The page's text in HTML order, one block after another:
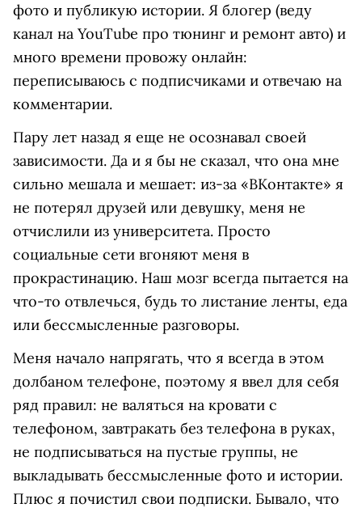
фото и публикую истории. Я блогер (веду
канал на YouTube про тюнинг и ремонт авто) и
много времени провожу онлайн:
переписываюсь с подписчиками и отвечаю на
комментарии.
Пару лет назад я еще не осознавал своей
зависимости. Да и я бы не сказал, что она мне
сильно мешала и мешает: из-за «ВКонтакте» я
не потерял друзей или девушку, меня не
отчислили из университета. Просто
социальные сети вгоняют меня в
прокрастинацию. Наш мозг всегда пытается на
что-то отвлечься, будь то листание ленты, еда
или бессмысленные разговоры.
Меня начало напрягать, что я всегда в этом
долбаном телефоне, поэтому я ввел для себя
ряд правил: не валяться на кровати с
телефоном, завтракать без телефона в руках,
не подписываться на пустые группы, не
выкладывать бессмысленные фото и истории.
Плюс я почистил свои подписки. Бывало, что